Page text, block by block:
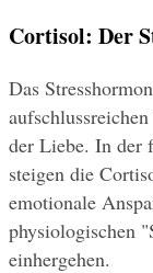
Cortisol: Der
Das Stresshormon
der Liebe. In der
steigen die
emotionale
physiologischen
einhergehen.